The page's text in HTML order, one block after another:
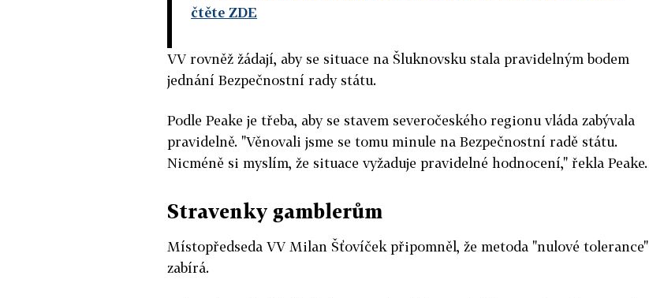
čtěte ZDE
VV rovněž žádají, aby se situace na Šluknovsku stala pravidelným bodem
jednání Bezpečnostní rady státu.
Podle Peake je třeba, aby se stavem severočeského regionu vláda zabývala
pravidelně. "Věnovali jsme se tomu minule na Bezpečnostní radě státu.
Nicméně si myslím, že situace vyžaduje pravidelné hodnocení," řekla Peake.
Stravenky gamblerům
Místopředseda VV Milan Šťovíček připomněl, že metoda "nulové tolerance"
zabírá.